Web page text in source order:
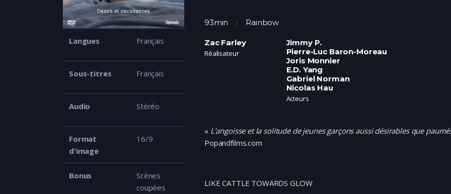
93min Rainbow
Zac Farley
Réalisateur
Jimmy P.
Pierre-Luc Baron-Moreau
Joris Monnier
E.D. Yang
Gabriel Norman
Nicolas Hau
Acteurs
« L’angoisse et la solitude de jeunes garçons aussi désirables que
Popandfilms.com
LIKE CATTLE TOWARDS GLOW
Langues Français
Sous-titres Français
Audio Stéréo
Format
d'image
16/9
Bonus
Scènes
coupées